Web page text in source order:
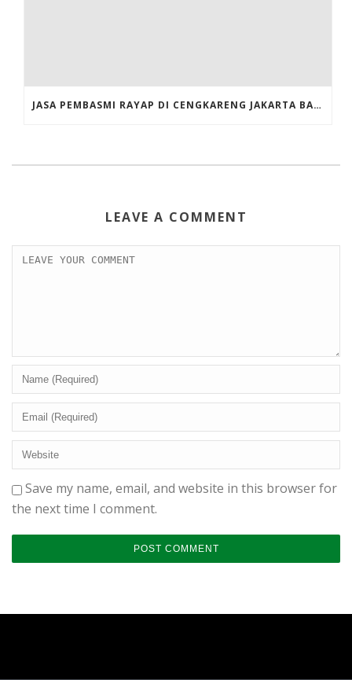
JASA PEMBASMI RAYAP DI CENGKARENG JAKARTA BARAT
LEAVE A COMMENT
Save my name, email, and website in this browser for
the next time I comment.